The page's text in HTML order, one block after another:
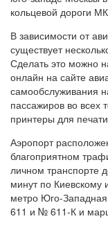
кольцевой дороги
В зависимости от
существует
Сделать это можно
онлайн на сайте
самообслуживания
пассажиров во всех
принтеры для
Аэропорт
благоприятном
личном транспорте
минут по Киевскому
метро Юго-
611 и № 611-К и